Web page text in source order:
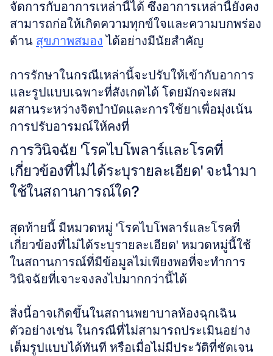
จัดการกับอาการเหล่านี้ได้ ซึ่งอาการเหล่านี้ยังคง
สามารถก่อให้เกิดความทุกข์ใจและความบกพร่อง
ด้าน สุขภาพสมอง ได้อย่างมีนัยสำคัญ
การรักษาในกรณีเหล่านี้จะปรับให้เข้ากับอาการ
และรูปแบบเฉพาะที่สังเกตได้ โดยมักจะผสม
ผสานระหว่างจิตบำบัดและการใช้ยาเพื่อมุ่งเน้น
การปรับอารมณ์ให้คงที่
การวินิจฉัย 'โรคไบโพลาร์และโรคที่
เกี่ยวข้องที่ไม่ได้ระบุรายละเอียด' จะนำมา
ใช้ในสถานการณ์ใด?
สุดท้ายนี้ มีหมวดหมู่ 'โรคไบโพลาร์และโรคที่
เกี่ยวข้องที่ไม่ได้ระบุรายละเอียด' หมวดหมู่นี้ใช้
ในสถานการณ์ที่มีข้อมูลไม่เพียงพอที่จะทำการ
วินิจฉัยที่เจาะจงลงไปมากกว่านี้ได้
สิ่งนี้อาจเกิดขึ้นในสถานพยาบาลห้องฉุกเฉิน
ตัวอย่างเช่น ในกรณีที่ไม่สามารถประเมินอย่าง
เต็มรูปแบบได้ทันที หรือเมื่อไม่มีประวัติที่ชัดเจน